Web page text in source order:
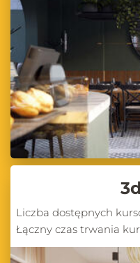
Liczba dostępnych
Łączny czas trwania